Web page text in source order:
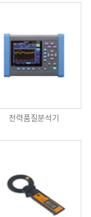
전력품질분석기